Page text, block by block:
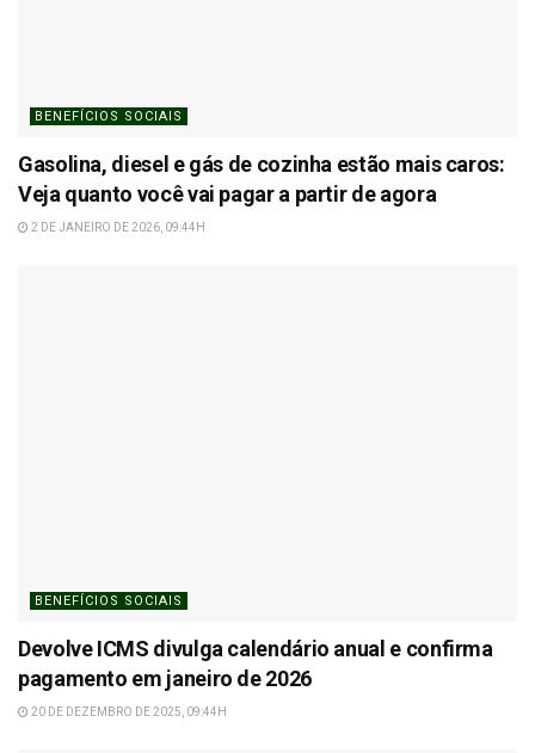
BENEFÍCIOS SOCIAIS
Gasolina, diesel e gás de cozinha estão mais caros:
Veja quanto você vai pagar a partir de agora
2 DE JANEIRO DE 2026, 09:44H
BENEFÍCIOS SOCIAIS
Devolve ICMS divulga calendário anual e confirma
pagamento em janeiro de 2026
20 DE DEZEMBRO DE 2025, 09:44H